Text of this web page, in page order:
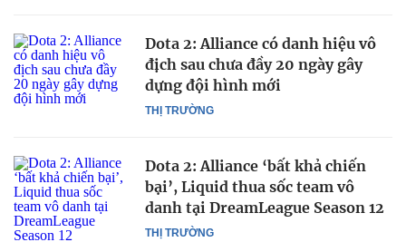
THỊ TRƯỜNG
Dota 2: Alliance có danh hiệu vô
địch sau chưa đầy 20 ngày gây
dựng đội hình mới
THỊ TRƯỜNG
Dota 2: Alliance ‘bất khả chiến
bại’, Liquid thua sốc team vô
danh tại DreamLeague Season 12